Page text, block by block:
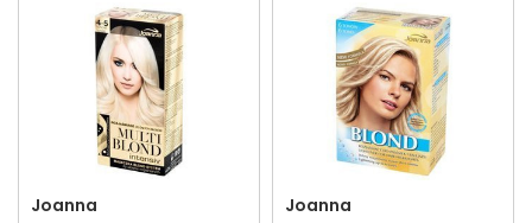
Joanna Joanna